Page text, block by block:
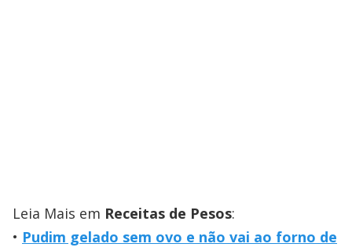
Leia Mais em Receitas de Pesos:
Pudim gelado sem ovo e não vai ao forno de